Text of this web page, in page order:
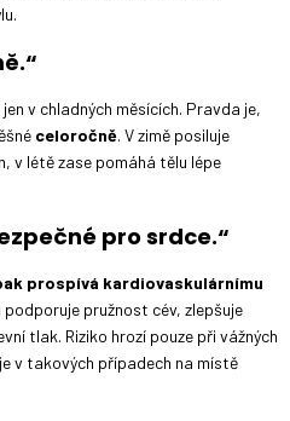
v chladných měsících. Pravda je,
celoročně. V zimě posiluje
v létě zase pomáhá tělu lépe
pro srdce.“
prospívá kardiovaskulárnímu
pružnost cév, zlepšuje
tlak. Riziko hrozí pouze při vážných
v takových případech na místě